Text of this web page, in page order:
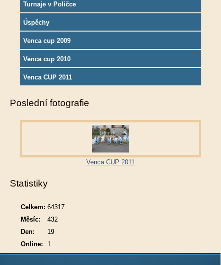
Turnaje v Poličce
Úspěchy
Venca cup 2009
Venca cup 2010
Venca CUP 2011
Poslední fotografie
Venca CUP 2011
Statistiky
Online: 1
Celkem: 64317
Měsíc:
432
Den:
19